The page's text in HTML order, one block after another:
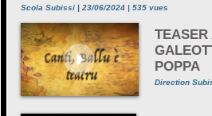
Scola Subissi | 23/06/2024 | 535 vues
TEASER
POPPA
Direction